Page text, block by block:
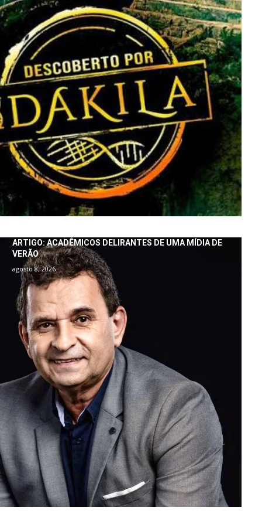
ARTIGO: ACADÊMICOS DELIRANTES DE UMA MÍDIA DE
VERÃO
agosto 8, 2026